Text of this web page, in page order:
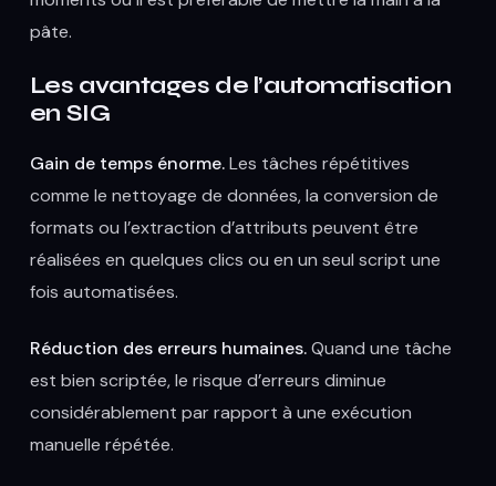
pâte.
Les avantages de l’automatisation
en SIG
Gain de temps énorme.Les tâches répétitives
comme le nettoyage de données, la conversion de
formats ou l’extraction d’attributs peuvent être
réalisées en quelques clics ou en un seul script une
fois automatisées.
Réduction des erreurs humaines.Quand une tâche
est bien scriptée, le risque d’erreurs diminue
considérablement par rapport à une exécution
manuelle répétée.